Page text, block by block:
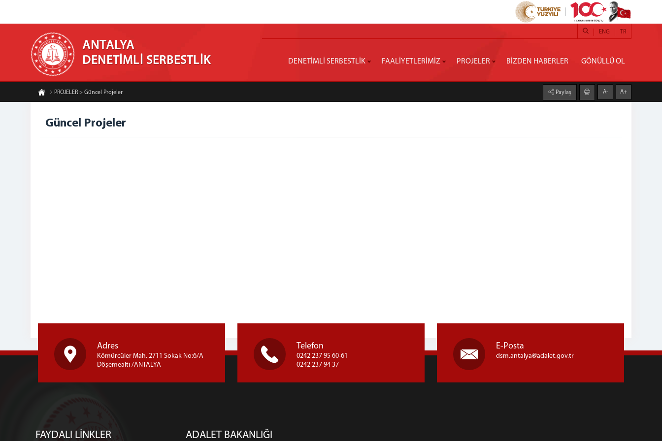
ANTALYA
DENETİMLİ SERBESTLİK
TR
ENG
DENETİMLİ SERBESTLİK FAALİYETLERİMİZ PROJELER BİZDEN HABERLER GÖNÜLLÜ OL
PROJELER > Güncel Projeler Paylaş A- A+
Güncel Projeler
Adres
Kömürcüler Mah. 2711 Sokak No:6/A
Döşemealtı /ANTALYA
Telefon
0242 237 95 60-61
0242 237 94 37
E-Posta
dsm.antalya adalet.gov.tr
FAYDALI LİNKLER ADALET BAKANLIĞI